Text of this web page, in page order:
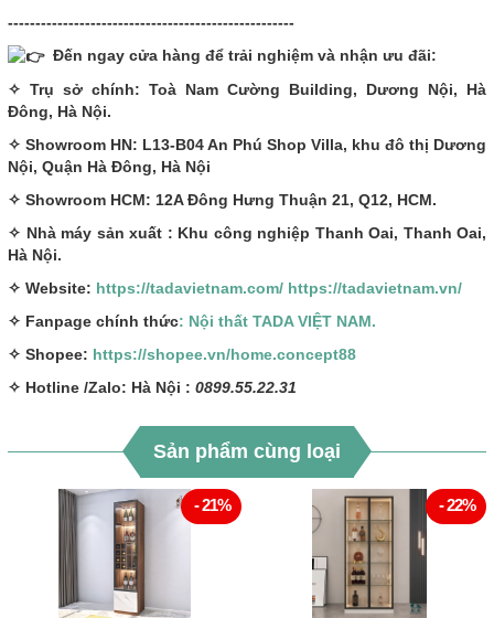
----------------------------------------------------
Đến ngay cửa hàng để trải nghiệm và nhận ưu đãi:
✧ Trụ sở chính: Toà Nam Cường Building, Dương Nội, Hà
Đông, Hà Nội.
✧ Showroom HN: L13-B04 An Phú Shop Villa, khu đô thị Dương
Nội, Quận Hà Đông, Hà Nội
✧ Showroom HCM: 12A Đông Hưng Thuận 21, Q12, HCM.
✧ Nhà máy sản xuất : Khu công nghiệp Thanh Oai, Thanh Oai,
Hà Nội.
✧ Website: https://tadavietnam.com/ https://tadavietnam.vn/
✧ Fanpage chính thức: Nội thất TADA VIỆT NAM.
✧ Shopee: https://shopee.vn/home.concept88
✧ Hotline /Zalo: Hà Nội : 0899.55.22.31
Sản phẩm cùng loại
- 21% - 22%